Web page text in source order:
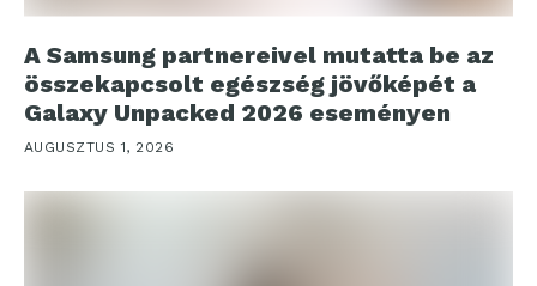
A Samsung partnereivel mutatta be az
összekapcsolt egészség jövőképét a
Galaxy Unpacked 2026 eseményen
AUGUSZTUS 1, 2026